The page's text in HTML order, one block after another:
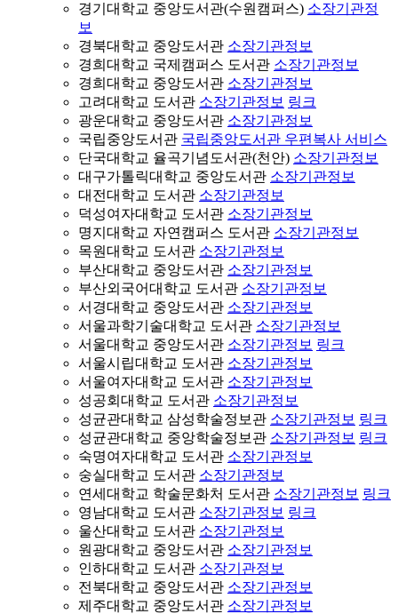
경기대학교 중앙도서관(수원캠퍼스) 소장기관정
보
경북대학교 중앙도서관 소장기관정보
경희대학교 국제캠퍼스 도서관 소장기관정보
경희대학교 중앙도서관 소장기관정보
고려대학교 도서관 소장기관정보 링크
광운대학교 중앙도서관 소장기관정보
국립중앙도서관 국립중앙도서관 우편복사 서비스
단국대학교 율곡기념도서관(천안) 소장기관정보
대구가톨릭대학교 중앙도서관 소장기관정보
대전대학교 도서관 소장기관정보
덕성여자대학교 도서관 소장기관정보
명지대학교 자연캠퍼스 도서관 소장기관정보
목원대학교 도서관 소장기관정보
부산대학교 중앙도서관 소장기관정보
부산외국어대학교 도서관 소장기관정보
서경대학교 중앙도서관 소장기관정보
서울과학기술대학교 도서관 소장기관정보
서울대학교 중앙도서관 소장기관정보 링크
서울시립대학교 도서관 소장기관정보
서울여자대학교 도서관 소장기관정보
성공회대학교 도서관 소장기관정보
성균관대학교 삼성학술정보관 소장기관정보 링크
성균관대학교 중앙학술정보관 소장기관정보 링크
숙명여자대학교 도서관 소장기관정보
숭실대학교 도서관 소장기관정보
연세대학교 학술문화처 도서관 소장기관정보 링크
영남대학교 도서관 소장기관정보 링크
울산대학교 도서관 소장기관정보
원광대학교 중앙도서관 소장기관정보
인하대학교 도서관 소장기관정보
전북대학교 중앙도서관 소장기관정보
제주대학교 중앙도서관 소장기관정보